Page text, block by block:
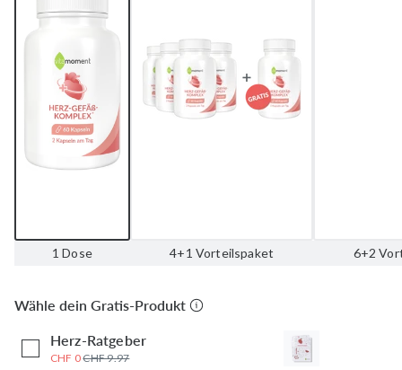
1 Dose 4+1 Vorteilspaket 6+2
Wähle dein Gratis-Produkt
Herz-Ratgeber
CHF 0CHF 9.97